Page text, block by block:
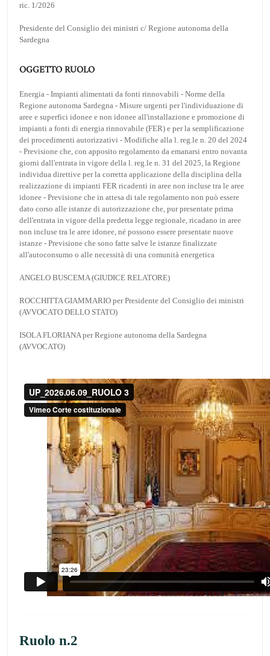
ric. 1/2026
Presidente del Consiglio dei ministri c/ Regione autonoma della
Sardegna
OGGETTO RUOLO
Energia - Impianti alimentati da fonti rinnovabili - Norme della
Regione autonoma Sardegna - Misure urgenti per l'individuazione di
aree e superfici idonee e non idonee all'installazione e promozione di
impianti a fonti di energia rinnovabile (FER) e per la semplificazione
dei procedimenti autorizzativi - Modifiche alla l. reg.le n. 20 del 2024
- Previsione che, con apposito regolamento da emanarsi entro novanta
giorni dall'entrata in vigore della l. reg.le n. 31 del 2025, la Regione
individua direttive per la corretta applicazione della disciplina della
realizzazione di impianti FER ricadenti in aree non incluse tra le aree
idonee - Previsione che in attesa di tale regolamento non può essere
dato corso alle istanze di autorizzazione che, pur presentate prima
dell'entrata in vigore della predetta legge regionale, ricadano in aree
non incluse tra le aree idonee, né possono essere presentate nuove
istanze - Previsione che sono fatte salve le istanze finalizzate
all'autoconsumo o alle necessità di una comunità energetica
ANGELO BUSCEMA (GIUDICE RELATORE)
ROCCHITTA GIAMMARIO per Presidente del Consiglio dei ministri
(AVVOCATO DELLO STATO)
ISOLA FLORIANA per Regione autonoma della Sardegna
(AVVOCATO)
Ruolo n.2